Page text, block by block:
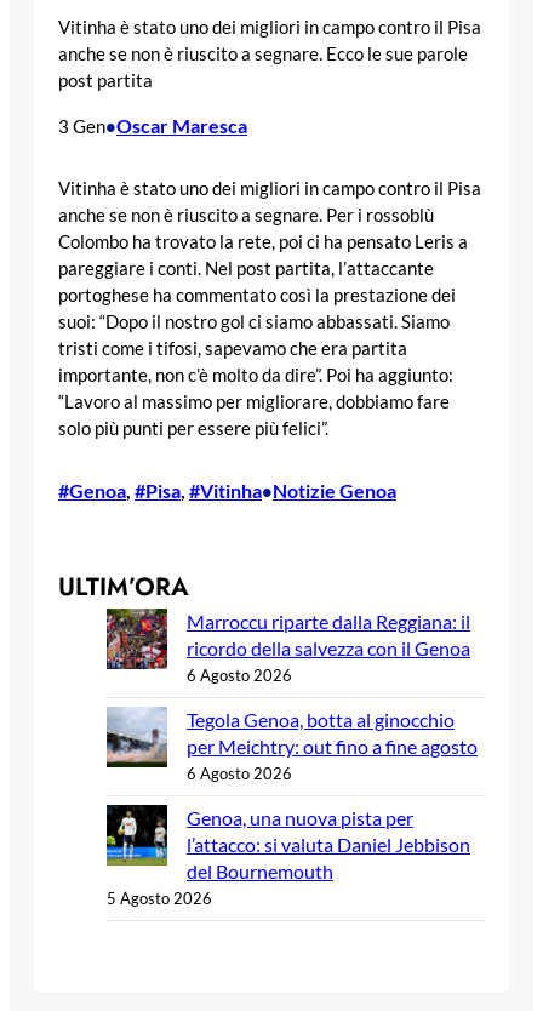
Vitinha è stato uno dei migliori in campo contro il Pisa
anche se non è riuscito a segnare. Ecco le sue parole
post partita
3 Gen•Oscar Maresca
Vitinha è stato uno dei migliori in campo contro il Pisa
anche se non è riuscito a segnare. Per i rossoblù
Colombo ha trovato la rete, poi ci ha pensato Leris a
pareggiare i conti. Nel post partita, l’attaccante
portoghese ha commentato così la prestazione dei
suoi: “Dopo il nostro gol ci siamo abbassati. Siamo
tristi come i tifosi, sapevamo che era partita
importante, non c’è molto da dire”. Poi ha aggiunto:
“Lavoro al massimo per migliorare, dobbiamo fare
solo più punti per essere più felici”.
#Genoa, #Pisa, #Vitinha•Notizie Genoa
ULTIM’ORA
Marroccu riparte dalla Reggiana: il
ricordo della salvezza con il Genoa
6 Agosto 2026
Tegola Genoa, botta al ginocchio
per Meichtry: out fino a fine agosto
6 Agosto 2026
Genoa, una nuova pista per
l’attacco: si valuta Daniel Jebbison
del Bournemouth
5 Agosto 2026